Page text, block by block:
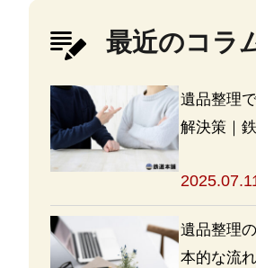
最近のコラ
遺品整理
解決策｜
遺品整理
本的な流